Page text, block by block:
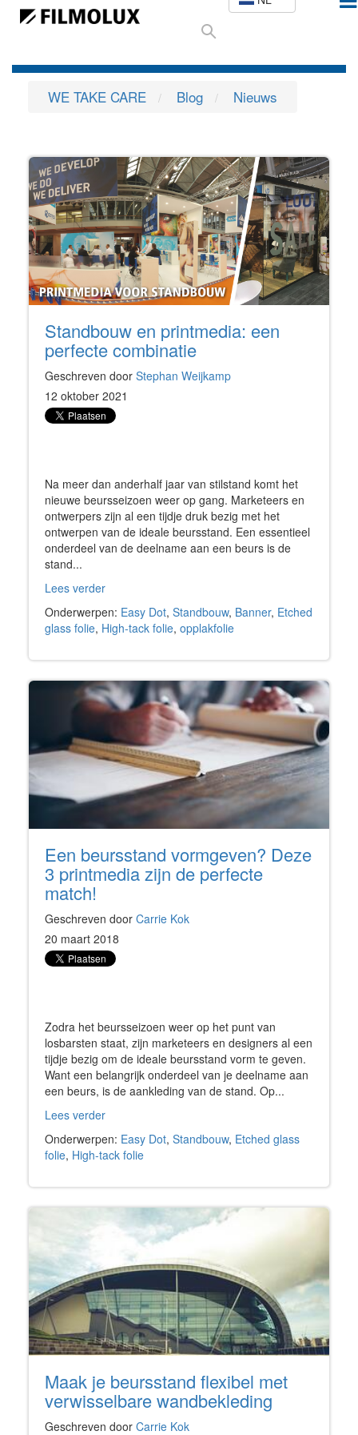
WE TAKE CARE Blog Nieuws
Standbouw en printmedia: een
perfecte combinatie
Geschreven door Stephan Weijkamp
12 oktober 2021
Na meer dan anderhalf jaar van stilstand komt het
nieuwe beursseizoen weer op gang. Marketeers en
ontwerpers zijn al een tijdje druk bezig met het
ontwerpen van de ideale beursstand. Een essentieel
onderdeel van de deelname aan een beurs is de
stand...
Lees verder
Onderwerpen: Easy Dot, Standbouw, Banner, Etched
glass folie, High-tack folie, opplakfolie
Een beursstand vormgeven? Deze
3 printmedia zijn de perfecte
match!
Geschreven door Carrie Kok
20 maart 2018
Zodra het beursseizoen weer op het punt van
losbarsten staat, zijn marketeers en designers al een
tijdje bezig om de ideale beursstand vorm te geven.
Want een belangrijk onderdeel van je deelname aan
een beurs, is de aankleding van de stand. Op...
Lees verder
Onderwerpen: Easy Dot, Standbouw, Etched glass
folie, High-tack folie
Maak je beursstand flexibel met
verwisselbare wandbekleding
Geschreven door Carrie Kok